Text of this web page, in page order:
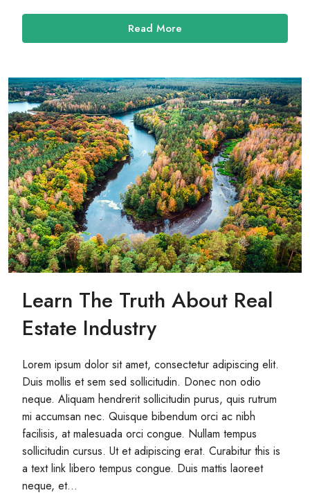
Read More
Learn The Truth About Real
Estate Industry
Lorem ipsum dolor sit amet, consectetur adipiscing elit.
Duis mollis et sem sed sollicitudin. Donec non odio
neque. Aliquam hendrerit sollicitudin purus, quis rutrum
mi accumsan nec. Quisque bibendum orci ac nibh
facilisis, at malesuada orci congue. Nullam tempus
sollicitudin cursus. Ut et adipiscing erat. Curabitur this is
a text link libero tempus congue. Duis mattis laoreet
neque, et...